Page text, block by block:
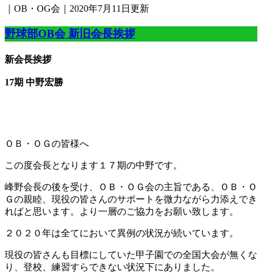
｜OB・OG会｜2020年7月11日更新
野球部OB会 新旧会長挨拶
新会長挨拶
17期 中野宏勝
ＯＢ・ＯＧの皆様へ
この度会長となります１７期の中野です。
峰野会長の後を受け、ＯＢ・ＯＧ会の主旨である、ＯＢ・ Ｏ
Ｇの親睦、現役の皆さんのサポートを微力ながら力添えでき
ればと思います。
より一層のご協力をお願い致します。
２０２０年は全てにおいて異例の状況が続いています。
現役の皆さんも目標にしていた甲子園での全国大会が無くな
り、 登校、練習すらできない状況下にありました。